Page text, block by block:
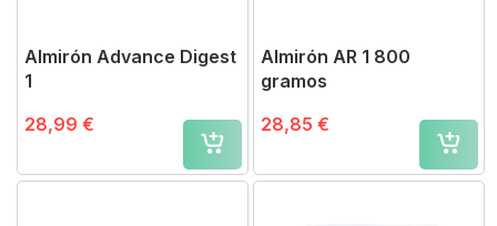
Almirón Advance Digest
1
28,99 €
Almirón AR 1 800
gramos
28,85 €